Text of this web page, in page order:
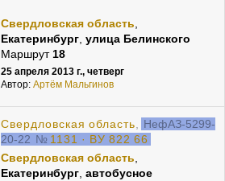
Свердловская область
Екатеринбург, улица Белинского
Маршрут 18
25 апреля 2013 г., четверг
Автор: Артём Мальгинов
Свердловская область, НефАЗ-5299-
20-22 № 1131 · ВУ 822 66
Свердловская область,
Екатеринбург, автобусное